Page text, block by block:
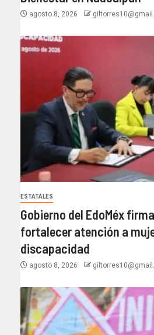
agosto 8, 2026
ESTATALES
Gobierno del EdoMéx
fortalecer atención a
discapacidad
agosto 8, 2026